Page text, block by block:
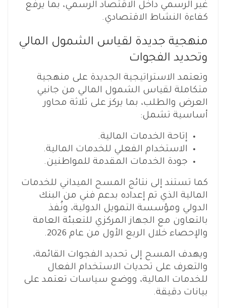
غير الرسمي داخل الاقتصاد الرسمي، بما يرفع
كفاءة النشاط الاقتصادي.
منهجية جديدة لقياس الشمول المالي
وتحديد الفجوات
وتعتمد الاستراتيجية الجديدة على منهجية
متكاملة لقياس الشمول المالي من جانبي
العرض والطلب، بما يركز على ثلاثة محاور
أساسية تشمل:
إتاحة الخدمات المالية.
الاستخدام الفعلي للخدمات المالية.
جودة الخدمات المقدمة للمواطنين.
كما تستند إلى نتائج المسح الميداني للخدمات
المالية الذي تم إعداده بدعم فني من البنك
الدولي ومؤسسة التمويل الدولية، ونُفذ
بالتعاون مع الجهاز المركزي للتعبئة العامة
والإحصاء خلال الربع الأول من عام 2026.
ويهدف المسح إلى تحديد الفجوات القائمة،
والتعرف على تحديات الاستخدام الفعال
للخدمات المالية، ووضع سياسات تعتمد على
بيانات دقيقة.